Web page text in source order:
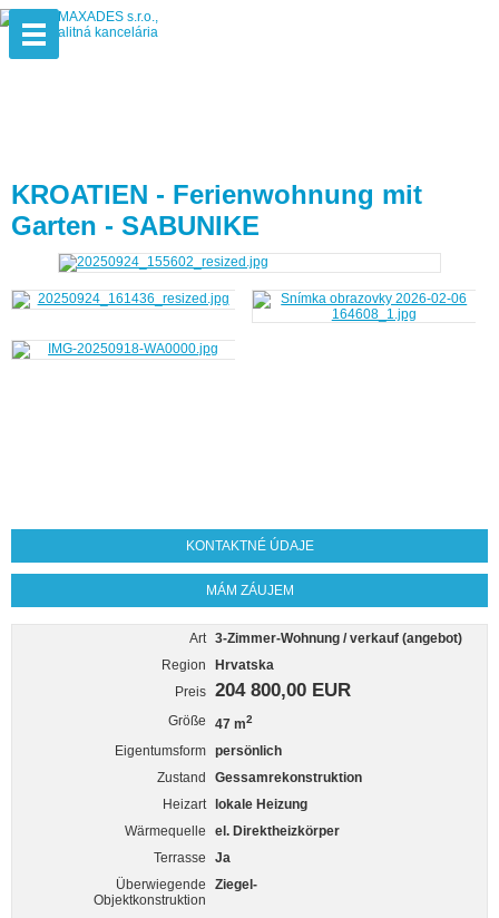
KROATIEN - Ferienwohnung mit
Garten - SABUNIKE
KONTAKTNÉ ÚDAJE
MÁM ZÁUJEM
Art 3-Zimmer-Wohnung / verkauf (angebot)
Region
Hrvatska
Preis 204 800,00 EUR
Größe 47 m2
Eigentumsform persönlich
Zustand
Gessamrekonstruktion
Heizart
lokale Heizung
Wärmequelle
el. Direktheizkörper
Terrasse
Ja
Überwiegende
Objektkonstruktion
Ziegel-